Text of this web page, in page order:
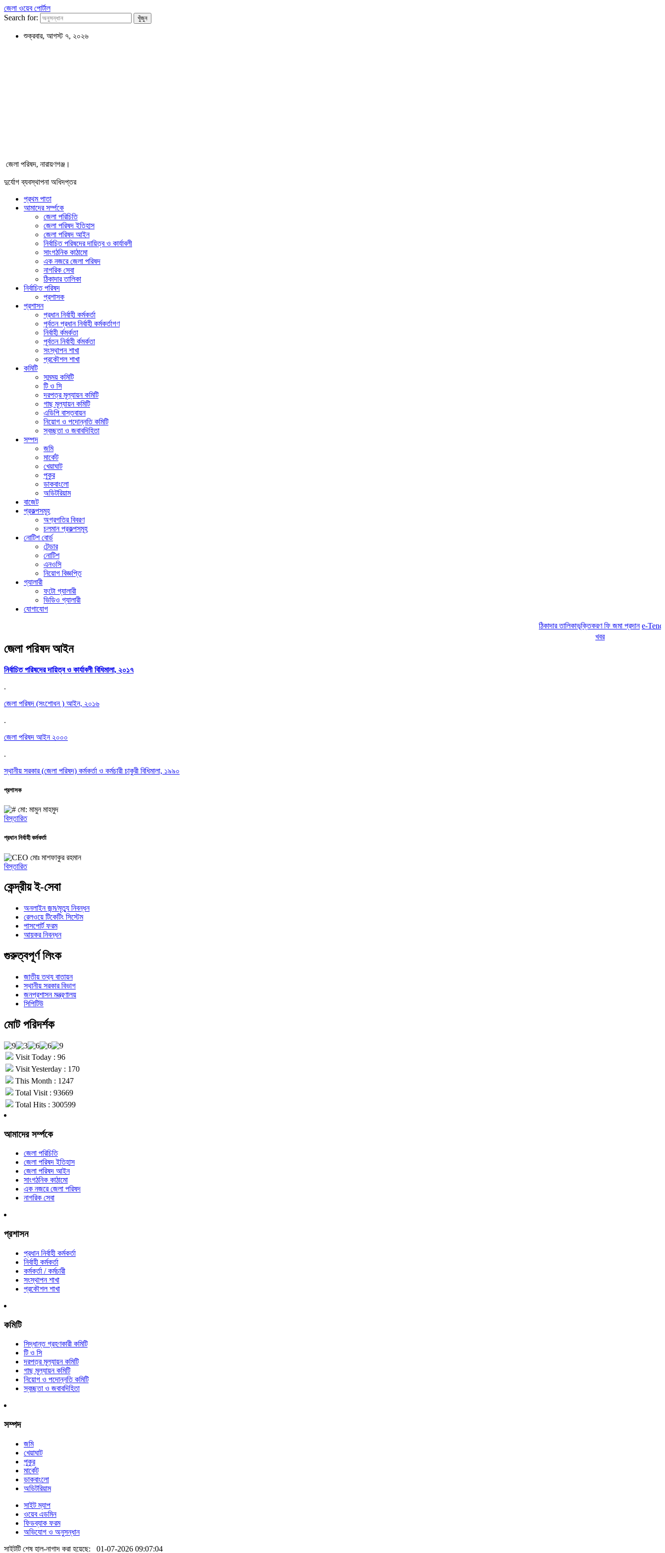
জেলা ওয়েব পোর্টাল
Search for:
শুক্রবার, আগস্ট ৭, ২০২৬
জেলা পরিষদ, নারায়ণগঞ্জ।
দুর্যোগ ব্যবস্থাপনা অধিদপ্তর
প্রথম পাতা
আমাদের সর্ম্পকে
জেলা পরিচিতি
জেলা পরিষদ ইতিহাস
জেলা পরিষদ আইন
নির্বাচিত পরিষদের দায়িত্ব ও কার্যাবলী
সাংগঠনিক কাঠামো
এক নজরে জেলা পরিষদ
নাগরিক সেবা
ঠিকাদার তালিকা
নির্বাচিত পরিষদ
প্রশাসক
প্রশাসন
প্রধান নির্বাহী কর্মকর্তা
পূর্বতন প্রধান নির্বাহী কর্মকর্তাগণ
নির্বাহী র্কমর্কতা
পূর্বতন নির্বাহী র্কমর্কতা
সংস্থাপন শাখা
প্রকৌশল শাখা
কমিটি
সমন্ময় কমিটি
টি ও সি
দরপত্র মূল্যায়ন কমিটি
গাছ মূল্যায়ন কমিটি
এডিপি বাস্তবায়ন
নিয়োগ ও পদোন্নতি কমিটি
স্বচ্ছতা ও জবাবদিহিতা
সম্পদ
জমি
মার্কেট
খেয়াঘাট
পুকুর
ডাকবাংলো
অডিটরিয়াম
বাজেট
প্রকল্পসমূহ
অগ্রগতির বিবরণ
চলমান প্রকল্পসমূহ
নোটিশ বোর্ড
টেন্ডার
নোটিশ
এনওসি
নিয়োগ বিজ্ঞপ্তি
গ্যালারী
ফটো গ্যালারী
ভিডিও গ্যালারী
যোগাযোগ
ঠিকাদার তালিকাভূক্তিকরণ ফি জমা প্রদান e-Tender
খবর
জেলা পরিষদ আইন
নির্বাচিত পরিষদের দায়িত্ব ও কার্যাবলী বিধিমালা, ২০১৭
.
জেলা পরিষদ (সংশোধন ) আইন, ২০১৬
.
জেলা পরিষদ আইন ২০০০
.
স্থানীয় সরকার (জেলা পরিষদ) কর্মকর্তা ও কর্মচারী চাকুরী বিধিমালা, ১৯৯০
প্রশাসক
মো: মামুন মাহমুদ
বিস্তারিত
প্রধান নির্বাহী কর্মকর্তা
মোঃ মাশফাকুর রহমান
বিস্তারিত
কেন্দ্রীয় ই-সেবা
অনলাইন জন্ম/মৃত্যু নিবন্ধন
রেলওয়ে টিকেটিং সিস্টেম
পাসপোর্ট ফরম
আয়কর নিবন্ধন
গুরুত্বপূর্ণ লিংক
জাতীয় তথ্য বাতায়ন
স্থানীয় সরকার বিভাগ
জনপ্রশাসন মন্ত্রণালয়
সিপিটিউ
মোট পরিদর্শক
Visit Today : 96
Visit Yesterday : 170
This Month : 1247
Total Visit : 93669
Total Hits : 300599
আমাদের সর্ম্পকে
জেলা পরিচিতি
জেলা পরিষদ ইতিহাস
জেলা পরিষদ আইন
সাংগঠনিক কাঠামো
এক নজরে জেলা পরিষদ
নাগরিক সেবা
প্রশাসন
প্রধান নির্বাহী কর্মকর্তা
নির্বাহী কর্মকর্তা
কর্মকর্তা / কর্মচারী
সংস্থাপন শাখা
প্রকৌশল শাখা
কমিটি
সিদ্ধান্ত গ্রহণকারী কমিটি
টি ও সি
দরপত্র মূল্যায়ন কমিটি
গাছ মূল্যায়ন কমিটি
নিয়োগ ও পদোন্নতি কমিটি
স্বচ্ছতা ও জবাবদিহিতা
সম্পদ
জমি
খেয়াঘাট
পুকুর
মার্কেট
ডাকবাংলো
অডিটরিয়াম
সাইট ম্যাপ
ওয়েব এডমিন
ফিডব্যাক ফরম
অভিযোগ ও অনুসন্ধান
সাইটটি শেষ হাল-নাগাদ করা হয়েছে: 01-07-2026 09:07:04